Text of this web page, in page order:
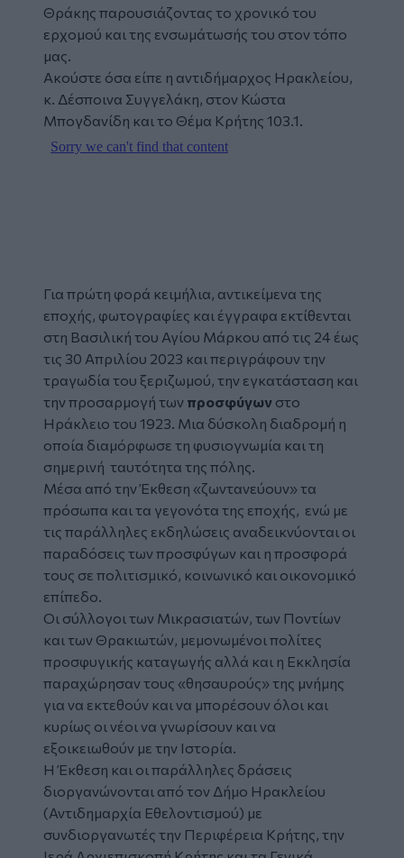
Θράκης παρουσιάζοντας το χρονικό του
ερχομού και της ενσωμάτωσής του στον τόπο
μας.
Ακούστε όσα είπε η αντιδήμαρχος Ηρακλείου,
κ. Δέσποινα Συγγελάκη, στον Κώστα
Μπογδανίδη και το Θέμα Κρήτης 103.1.
Για πρώτη φορά κειμήλια, αντικείμενα της
εποχής, φωτογραφίες και έγγραφα εκτίθενται
στη Βασιλική του Αγίου Μάρκου από τις 24 έως
τις 30 Απριλίου 2023 και περιγράφουν την
τραγωδία του ξεριζωμού, την εγκατάσταση και
την προσαρμογή των προσφύγων στο
Ηράκλειο του 1923. Μια δύσκολη διαδρομή η
οποία διαμόρφωσε τη φυσιογνωμία και τη
σημερινή ταυτότητα της πόλης.
Μέσα από την Έκθεση «ζωντανεύουν» τα
πρόσωπα και τα γεγονότα της εποχής, ενώ με
τις παράλληλες εκδηλώσεις αναδεικνύονται οι
παραδόσεις των προσφύγων και η προσφορά
τους σε πολιτισμικό, κοινωνικό και οικονομικό
επίπεδο.
Οι σύλλογοι των Μικρασιατών, των Ποντίων
και των Θρακιωτών, μεμονωμένοι πολίτες
προσφυγικής καταγωγής αλλά και η Εκκλησία
παραχώρησαν τους «θησαυρούς» της μνήμης
για να εκτεθούν και να μπορέσουν όλοι και
κυρίως οι νέοι να γνωρίσουν και να
εξοικειωθούν με την Ιστορία.
Η Έκθεση και οι παράλληλες δράσεις
διοργανώνονται από τον Δήμο Ηρακλείου
(Αντιδημαρχία Εθελοντισμού) με
συνδιοργανωτές την Περιφέρεια Κρήτης, την